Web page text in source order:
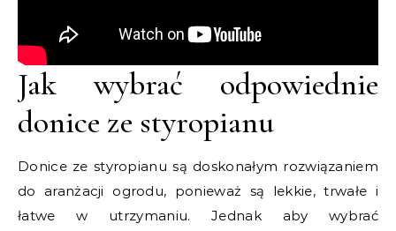
Jak wybrać odpowiednie
donice ze styropianu
Donice ze styropianu są doskonałym rozwiązaniem
do aranżacji ogrodu, ponieważ są lekkie, trwałe i
łatwe w utrzymaniu. Jednak aby wybrać